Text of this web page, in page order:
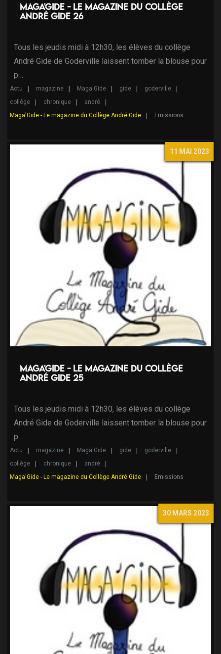
Maga'Gide - Le magazine du collège
André Gide 26
Tous les jeudis midi à 12h30, les élèves du collège
André Gide de Goderville laissent tomber la blouse pour
p…
Actu magazine Maga'Gide gide
goderville
collège
chronique
andré
Maga'Gide - Le magazine du Collège André Gide
Emissions
11 MAI 2023
Maga'Gide - Le magazine du collège
André Gide 25
Tous les jeudis midi à 12h30, les élèves du collège
André Gide de Goderville laissent tomber la blouse pour
p…
Actu magazine Maga'Gide gide
goderville
collège
chronique
andré
Maga'Gide - Le magazine du Collège André Gide
Emissions
30 MARS 2023